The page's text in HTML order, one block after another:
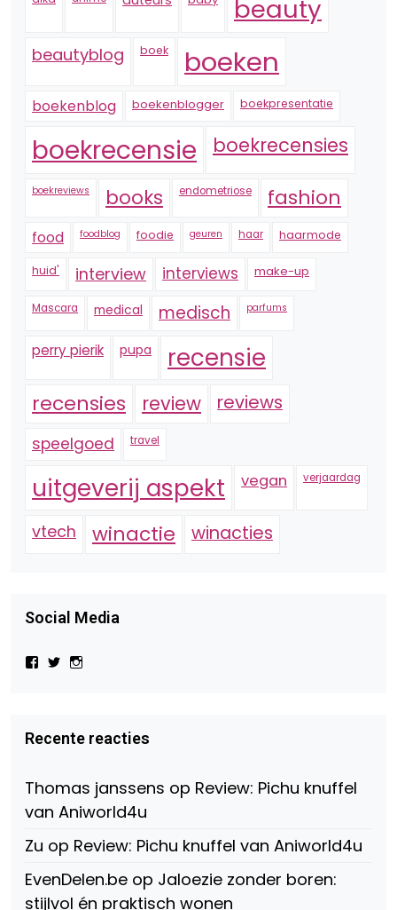
beauty
beautyblog boek boeken
boekenblog boekenblogger boekpresentatie
boekrecensie boekrecensies
boekreviews books endometriose fashion
food foodblog foodie geuren haar haarmode
huid' interview interviews make-up
Mascara medical medisch parfums
perry pierik pupa recensie
recensies review reviews
speelgoed travel
uitgeverij aspekt vegan verjaardag
vtech winactie winacties
Social Media
Bekijk
Beauty-
147775071915783/?
Facebook
Bekijk
op
Twitter
op
Instagram
Recente reacties
Thomas janssens op Review: Pichu knuffel
van Aniworld4u
Zu op Review: Pichu knuffel van Aniworld4u
EvenDelen.be op Jaloezie zonder boren:
stijlvol én praktisch wonen